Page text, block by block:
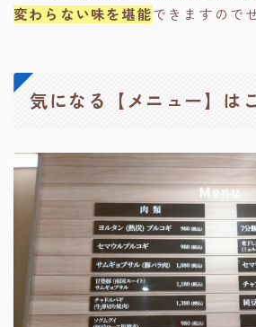
変わらない味を堪能できますので
気になる【メニュー】は